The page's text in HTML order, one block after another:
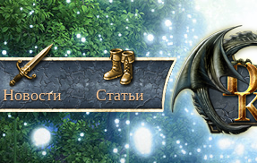
Новости Статьи